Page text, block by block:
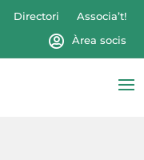
Directori
Associa’t!
Àrea socis